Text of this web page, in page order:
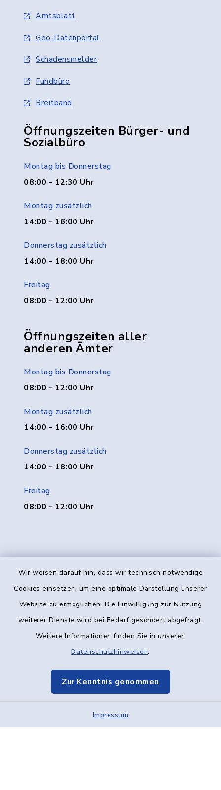
Wir weisen darauf hin, dass wir technisch notwendige
Cookies einsetzen, um eine optimale Darstellung unserer
Website zu ermöglichen. Die Einwilligung zur Nutzung
weiterer Dienste wird bei Bedarf gesondert abgefragt.
Weitere Informationen finden Sie in unseren
Datenschutzhinweisen.
Zur Kenntnis genommen
Impressum
Amtsblatt
Geo-Datenportal
Schadensmelder
Fundbüro
Breitband
Öffnungszeiten Bürger- und
Sozialbüro
Montag bis Donnerstag
08:00 - 12:30 Uhr
Montag zusätzlich
14:00 - 16:00 Uhr
Donnerstag zusätzlich
14:00 - 18:00 Uhr
Freitag
08:00 - 12:00 Uhr
Öffnungszeiten aller
anderen Ämter
Montag bis Donnerstag
08:00 - 12:00 Uhr
Montag zusätzlich
14:00 - 16:00 Uhr
Donnerstag zusätzlich
14:00 - 18:00 Uhr
Freitag
08:00 - 12:00 Uhr
Kontakt
Datenschutz
Elektronische Kommunikation
Sitemap